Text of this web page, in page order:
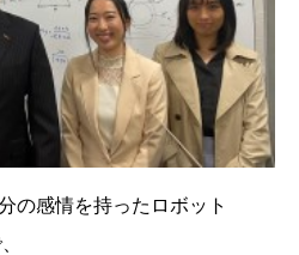
の感情を持ったロボット